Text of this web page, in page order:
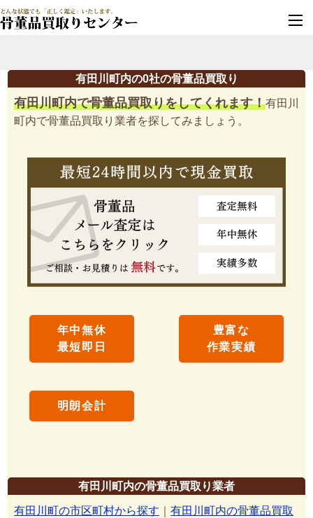
有田川町内の0社の骨董品買取り
有田川町内で骨董品買取りをしてくれます！有田川
町内で骨董品買取り業者を探してみましょう。
年中無休
最短即日
豊富な
作業実績
明朗会計
有田川町内の骨董品買取り業者
有田川町の市区町村から探す
有田川町内の骨董品買取